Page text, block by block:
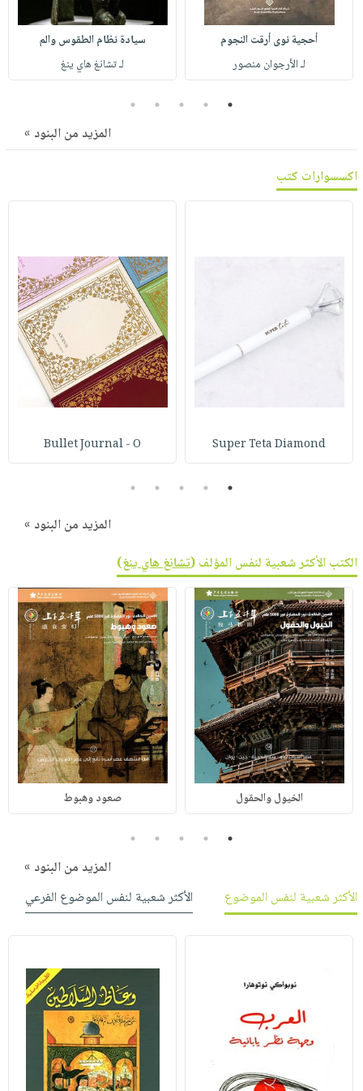
صابون
أطفال
مناسبات
فيديوهات
أسئلة
طرحها
وفرات
انشر
كتابك
عربة
التسوق
نشرة
أحجية نوى أرقت النجوم
لـ الأرجوان منصور
سيادة نظام الطقوس والم
لـ تشانغ هاي ينغ
1
2
3
4
5
المزيد من البنود »
اكسسوارات كتب
Super Teta Diamond
Bullet Journal - O
1
2
3
4
5
المزيد من البنود »
الكتب الأكثر شعبية لنفس المؤلف (تشانغ هاي ينغ)
الخيول والحقول صعود وهبوط
1
2
3
4
5
المزيد من البنود »
الأكثر شعبية لنفس الموضوع
الأكثر شعبية لنفس الموضوع الفرعي